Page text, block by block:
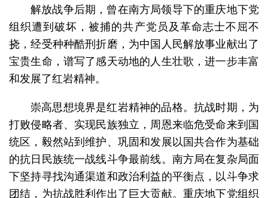
解放战争后期，曾在南方局领导下的重庆地下党
组织遭到破坏，被捕的共产党员及革命志士不屈不
挠，经受种种酷刑折磨，为中国人民解放事业献出了
宝贵生命，谱写了感天动地的人生壮歌，进一步丰富
和发展了红岩精神。
崇高思想境界是红岩精神的品格。抗战时期，为
打败侵略者、实现民族独立，周恩来临危受命来到国
统区，毅然站到维护、巩固和发展以国共合作为基础
的抗日民族统一战线斗争最前线。南方局在复杂局面
下坚持寻找沟通渠道和政治利益的平衡点，以斗争求
团结，为抗战胜利作出了巨大贡献。重庆地下党组织